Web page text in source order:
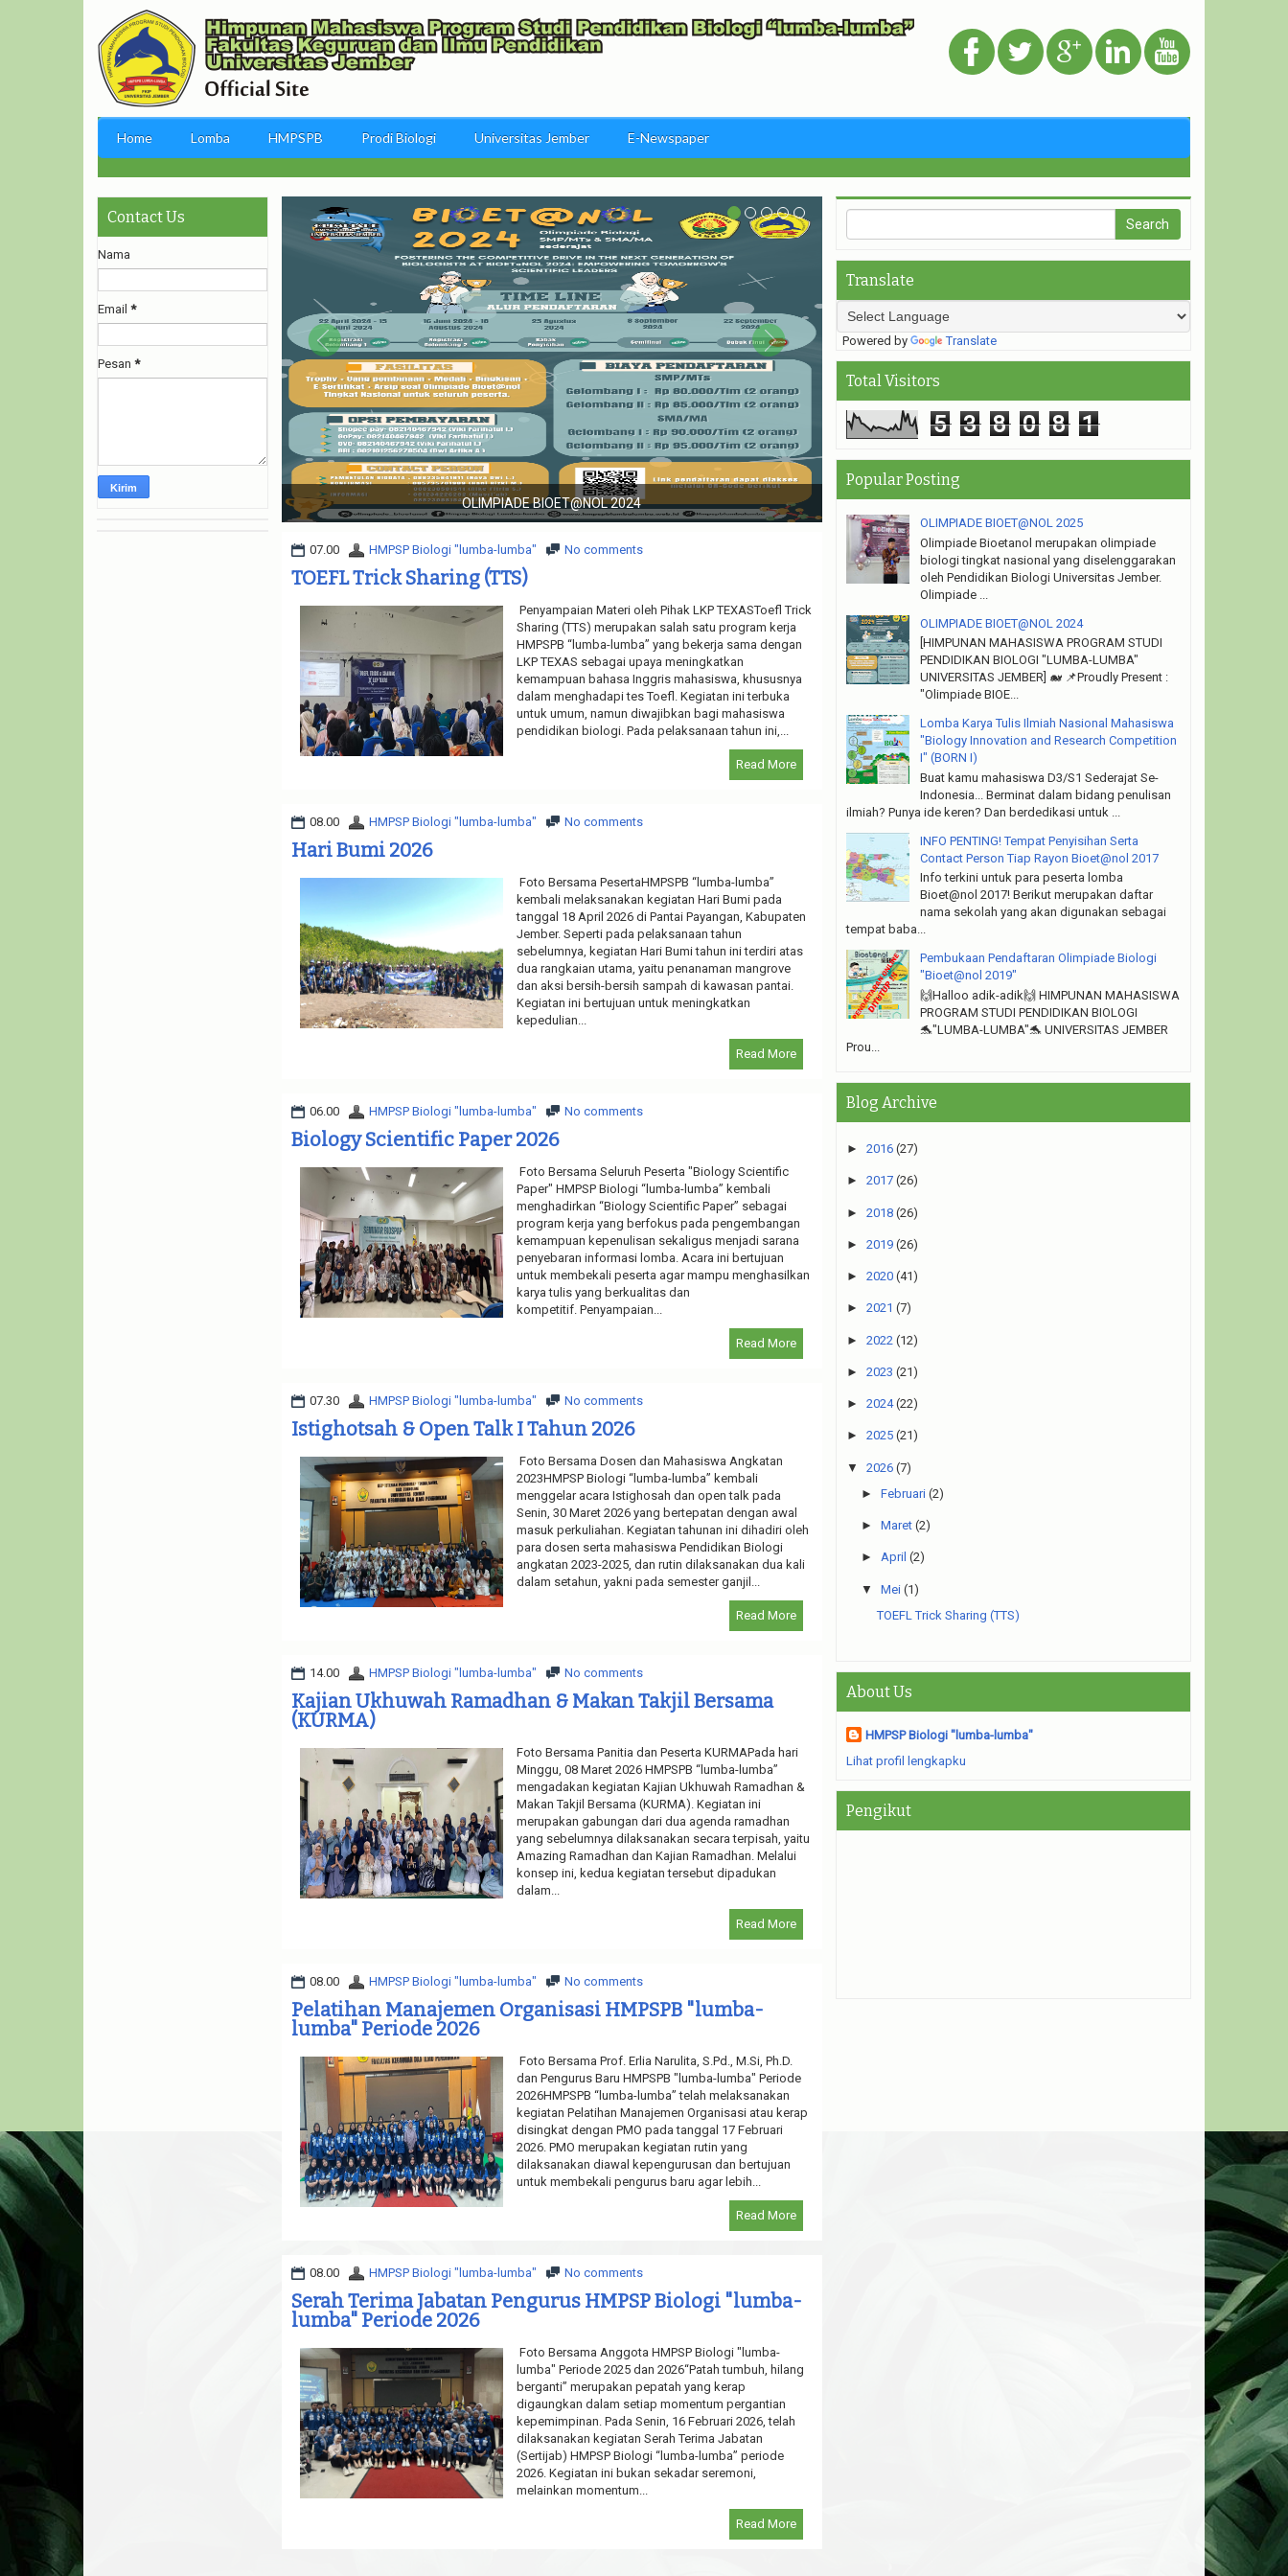
Home Lomba HMPSPB Prodi Biologi Universitas Jember E-Newspaper
OLIMPIADE BIOET@NOL 2024 Hari Bumi dan Amazing Berbagi
07.00 HMPSP Biologi "lumba-lumba" No comments
TOEFL Trick Sharing (TTS)
Penyampaian Materi oleh Pihak LKP TEXASToefl Trick
Sharing (TTS) merupakan salah satu program kerja
HMPSPB “lumba-lumba” yang bekerja sama dengan
LKP TEXAS sebagai upaya meningkatkan
kemampuan bahasa Inggris mahasiswa, khususnya
dalam menghadapi tes Toefl. Kegiatan ini terbuka
untuk umum, namun diwajibkan bagi mahasiswa
pendidikan biologi. Pada pelaksanaan tahun ini,...
Read More
08.00 HMPSP Biologi "lumba-lumba" No comments
Hari Bumi 2026
Foto Bersama PesertaHMPSPB “lumba-lumba”
kembali melaksanakan kegiatan Hari Bumi pada
tanggal 18 April 2026 di Pantai Payangan, Kabupaten
Jember. Seperti pada pelaksanaan tahun
sebelumnya, kegiatan Hari Bumi tahun ini terdiri atas
dua rangkaian utama, yaitu penanaman mangrove
dan aksi bersih-bersih sampah di kawasan pantai.
Kegiatan ini bertujuan untuk meningkatkan
kepedulian...
Read More
06.00 HMPSP Biologi "lumba-lumba" No comments
Biology Scientific Paper 2026
Foto Bersama Seluruh Peserta "Biology Scientific
Paper" HMPSP Biologi “lumba-lumba” kembali
menghadirkan “Biology Scientific Paper” sebagai
program kerja yang berfokus pada pengembangan
kemampuan kepenulisan sekaligus menjadi sarana
penyebaran informasi lomba. Acara ini bertujuan
untuk membekali peserta agar mampu menghasilkan
karya tulis yang berkualitas dan
kompetitif. Penyampaian...
Read More
07.30 HMPSP Biologi "lumba-lumba" No comments
Istighotsah & Open Talk I Tahun 2026
Foto Bersama Dosen dan Mahasiswa Angkatan
2023HMPSP Biologi “lumba-lumba” kembali
menggelar acara Istighosah dan open talk pada
Senin, 30 Maret 2026 yang bertepatan dengan awal
masuk perkuliahan. Kegiatan tahunan ini dihadiri oleh
para dosen serta mahasiswa Pendidikan Biologi
angkatan 2023-2025, dan rutin dilaksanakan dua kali
dalam setahun, yakni pada semester ganjil...
Read More
14.00 HMPSP Biologi "lumba-lumba" No comments
Kajian Ukhuwah Ramadhan & Makan Takjil Bersama
(KURMA)
Foto Bersama Panitia dan Peserta KURMAPada hari
Minggu, 08 Maret 2026 HMPSPB “lumba-lumba”
mengadakan kegiatan Kajian Ukhuwah Ramadhan &
Makan Takjil Bersama (KURMA). Kegiatan ini
merupakan gabungan dari dua agenda ramadhan
yang sebelumnya dilaksanakan secara terpisah, yaitu
Amazing Ramadhan dan Kajian Ramadhan. Melalui
konsep ini, kedua kegiatan tersebut dipadukan
dalam...
Read More
08.00 HMPSP Biologi "lumba-lumba" No comments
Pelatihan Manajemen Organisasi HMPSPB "lumba-
lumba" Periode 2026
Foto Bersama Prof. Erlia Narulita, S.Pd., M.Si, Ph.D.
dan Pengurus Baru HMPSPB "lumba-lumba" Periode
2026HMPSPB “lumba-lumba” telah melaksanakan
kegiatan Pelatihan Manajemen Organisasi atau kerap
disingkat dengan PMO pada tanggal 17 Februari
2026. PMO merupakan kegiatan rutin yang
dilaksanakan diawal kepengurusan dan bertujuan
untuk membekali pengurus baru agar lebih...
Read More
08.00 HMPSP Biologi "lumba-lumba" No comments
Serah Terima Jabatan Pengurus HMPSP Biologi "lumba-
lumba" Periode 2026
Foto Bersama Anggota HMPSP Biologi "lumba-
lumba" Periode 2025 dan 2026“Patah tumbuh, hilang
berganti” merupakan pepatah yang kerap
digaungkan dalam setiap momentum pergantian
kepemimpinan. Pada Senin, 16 Februari 2026, telah
dilaksanakan kegiatan Serah Terima Jabatan
(Sertijab) HMPSP Biologi “lumba-lumba” periode
2026. Kegiatan ini bukan sekadar seremoni,
melainkan momentum...
Read More
Contact Us
Nama
Email *
Pesan *
Translate
Powered by Translate
Total Visitors
5 3 8 0 8 1
Popular Posting
OLIMPIADE BIOET@NOL 2025
Olimpiade Bioetanol merupakan olimpiade
biologi tingkat nasional yang diselenggarakan
oleh Pendidikan Biologi Universitas Jember.
Olimpiade ...
OLIMPIADE BIOET@NOL 2024
[HIMPUNAN MAHASISWA PROGRAM STUDI
PENDIDIKAN BIOLOGI "LUMBA-LUMBA"
UNIVERSITAS JEMBER] 🐋 📌Proudly Present :
"Olimpiade BIOE...
Lomba Karya Tulis Ilmiah Nasional Mahasiswa
"Biology Innovation and Research Competition
I" (BORN I)
Buat kamu mahasiswa D3/S1 Sederajat Se-
Indonesia... Berminat dalam bidang penulisan
ilmiah? Punya ide keren? Dan berdedikasi untuk ...
INFO PENTING! Tempat Penyisihan Serta
Contact Person Tiap Rayon Bioet@nol 2017
Info terkini untuk para peserta lomba
Bioet@nol 2017! Berikut merupakan daftar
nama sekolah yang akan digunakan sebagai
tempat baba...
Pembukaan Pendaftaran Olimpiade Biologi
"Bioet@nol 2019"
🙌Halloo adik-adik🙌 HIMPUNAN MAHASISWA
PROGRAM STUDI PENDIDIKAN BIOLOGI
🐬"LUMBA-LUMBA"🐬 UNIVERSITAS JEMBER
Prou...
Blog Archive
► 2016 (27)
► 2017 (26)
► 2018 (26)
► 2019 (26)
► 2020 (41)
► 2021 (7)
► 2022 (12)
► 2023 (21)
► 2024 (22)
► 2025 (21)
▼ 2026 (7)
►Februari (2)
►Maret (2)
►April (2)
▼ Mei (1)
TOEFL Trick Sharing (TTS)
About Us
HMPSP Biologi "lumba-lumba"
Lihat profil lengkapku
Pengikut